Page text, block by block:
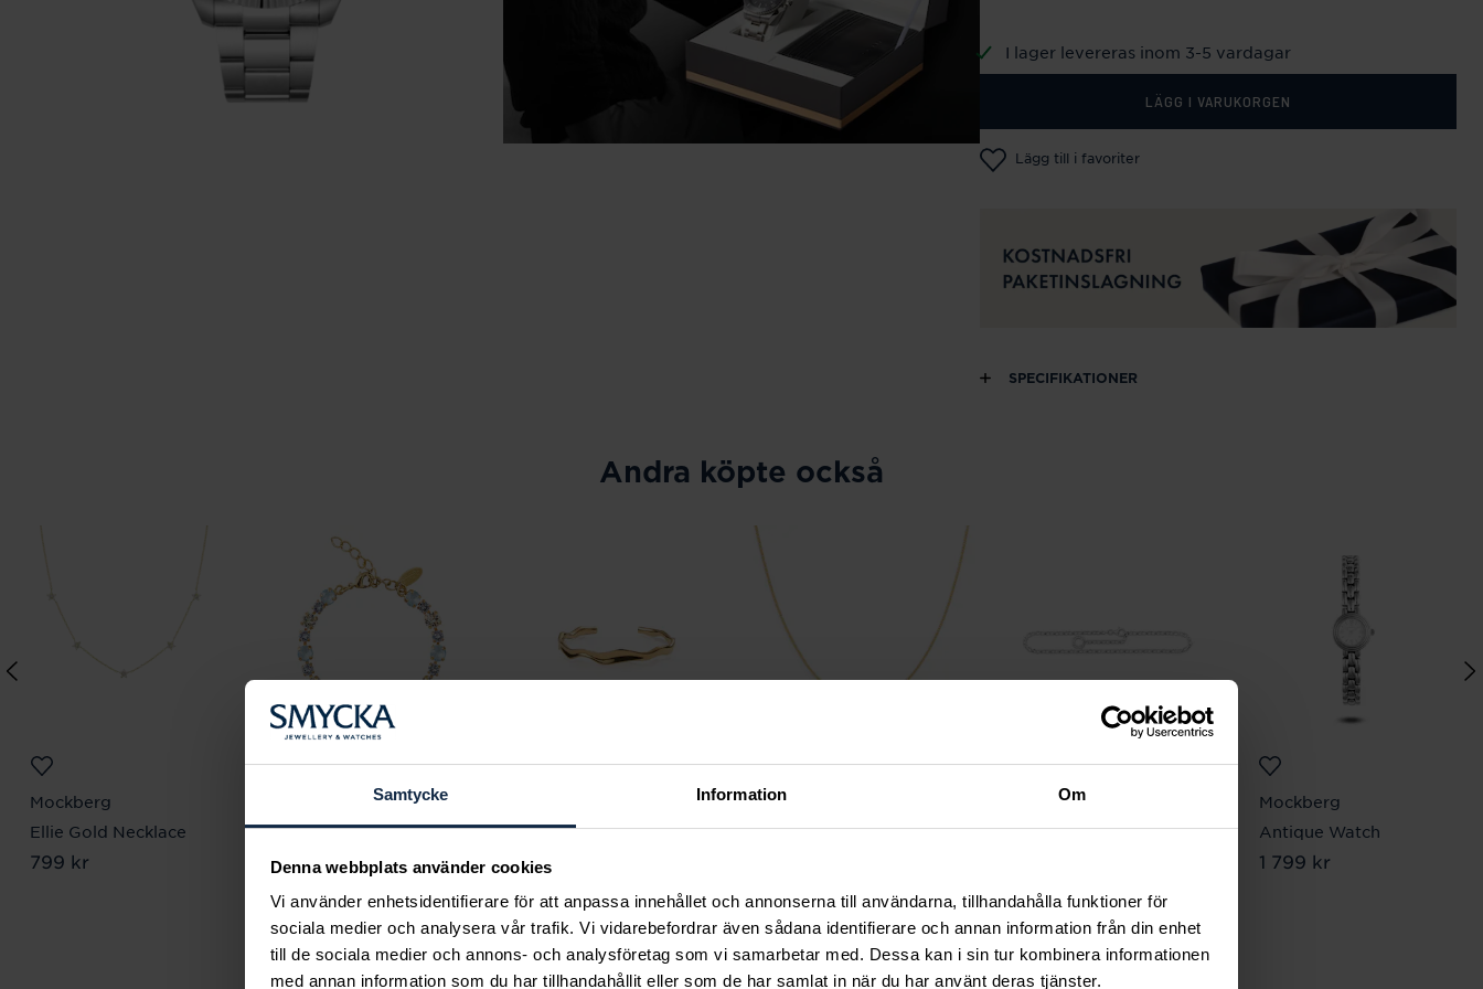
Samtycke Information Om
Denna webbplats använder cookies
Vi använder enhetsidentifierare för att anpassa innehållet och annonserna till användarna, tillhandahålla funktioner för
sociala medier och analysera vår trafik. Vi vidarebefordrar även sådana identifierare och annan information från din enhet
till de sociala medier och annons- och analysföretag som vi samarbetar med. Dessa kan i sin tur kombinera informationen
med annan information som du har tillhandahållit eller som de har samlat in när du har använt deras tjänster.
I lager levereras inom 3-5 vardagar
LÄGG I VARUKORGEN
Lägg till i favoriter
SPECIFIKATIONER
Andra köpte också
Mockberg
Ellie Gold Necklace
Pris :799 kr
799 kr
Caroline Svedbom
Calanthe Bracelet /
Sky Combo
Pris 995 kr
995 kr
Wavy bolded cuff gold
bracelet
Pris:
899 kr
Mockberg
Thin Curb Chain Gold
299 kr
Thomas Sabo
Charm-ankelkedja 26
Pris: 499 kr
499 kr
Mockberg
Antique Watch
Pris:1 799 kr
1 799 kr